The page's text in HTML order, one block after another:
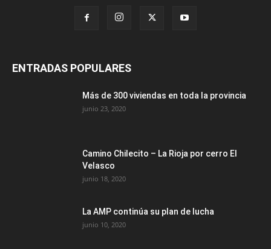
ENTRADAS POPULARES
Más de 300 viviendas en toda la provincia
junio 23, 2020
Camino Chilecito – La Rioja por cerro El
Velasco
junio 18, 2020
La AMP continúa su plan de lucha
junio 10, 2020